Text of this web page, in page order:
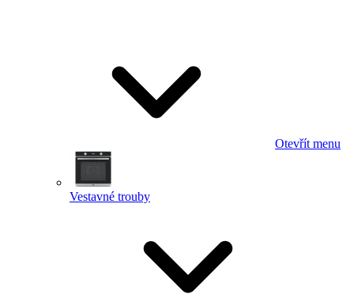
Otevřít menu
Vestavné trouby